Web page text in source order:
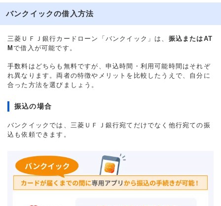
バンクイックの借入方法
三菱ＵＦＪ銀行カードローン「バンクイック」は、 振込またはAT
Mで借入が可能です。
手数料はどちらも無料ですが、申込時間・利用可能時間はそれぞ
れ異なります。両者の特徴やメリットを比較したうえで、自分に
合った方法を選びましょう。
振込の場合
バンクイックでは、三菱ＵＦＪ銀行宛てだけでなく他行宛ての振
込も依頼できます。